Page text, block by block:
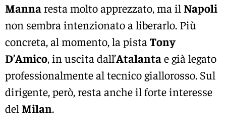
Mannaresta molto apprezzato, ma il Napoli
non sembra intenzionato a liberarlo. Più
concreta, al momento, la pista Tony
D’Amico, in uscita dall’Atalantae già legato
professionalmente al tecnico giallorosso. Sul
dirigente, però, resta anche il forte interesse
del Milan.